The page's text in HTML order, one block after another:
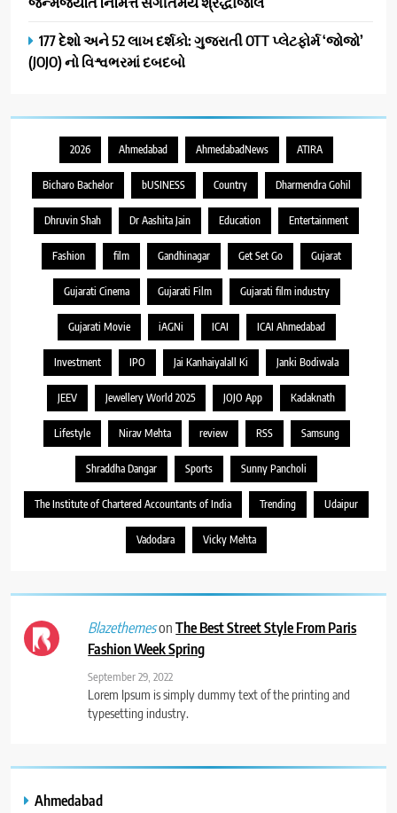
177 દેશો અને 52 લાખ દર્શકો: ગુજરાતી OTT પ્લેટફોર્મ ‘જોજો’
(JOJO) નો વિશ્વભરમાં દબદબો
2026 Ahmedabad AhmedabadNews ATIRA
Bicharo Bachelor bUSINESS Country Dharmendra Gohil
Dhruvin Shah Dr Aashita Jain Education Entertainment
Fashion film Gandhinagar Get Set Go Gujarat
Gujarati Cinema Gujarati Film Gujarati film industry
Gujarati Movie iAGNi ICAI ICAI Ahmedabad
Investment IPO Jai Kanhaiyalall Ki Janki Bodiwala
JEEV Jewellery World 2025 JOJO App Kadaknath
Lifestyle Nirav Mehta review RSS Samsung
Shraddha Dangar Sports Sunny Pancholi
The Institute of Chartered Accountants of India Trending Udaipur
Vadodara Vicky Mehta
BlazethemesonThe Best Street Style From Paris
Fashion Week Spring
September 29, 2022
Lorem Ipsum is simply dummy text of the printing and
typesetting industry.
Ahmedabad